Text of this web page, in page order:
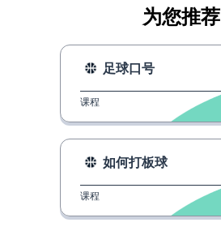
为您推荐
足球口号
课程
如何打板球
课程